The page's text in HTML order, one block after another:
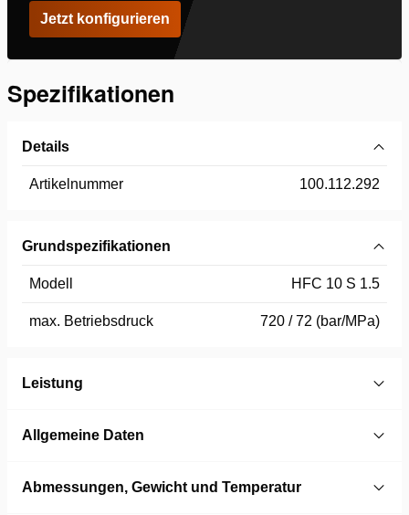
Jetzt konfigurieren
Spezifikationen
Details
Artikelnummer 100.112.292
Grundspezifikationen
Modell HFC 10 S 1.5
max. Betriebsdruck 720 / 72 (bar/MPa)
Leistung
Allgemeine Daten
Abmessungen, Gewicht und Temperatur